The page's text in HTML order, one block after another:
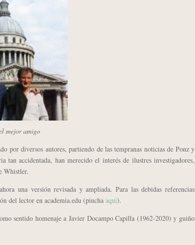
mejor amigo
diversos autores, partiendo de las tempranas noticias de Ponz y
accidentada, han merecido el interés de ilustres investigadores,
Whistler.
una versión revisada y ampliada. Para las debidas referencias
del lector en academia.edu (pinchaaquí).
sentido homenaje a Javier Docampo Capilla (1962-2020) y guiño